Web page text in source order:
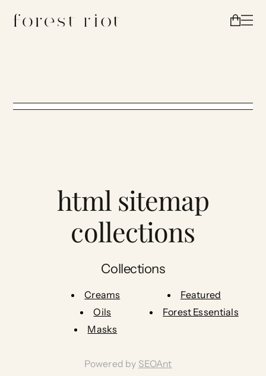
html sitemap
collections
Collections
Creams
Oils
Masks
Featured
Forest Essentials
Powered by SEOAnt